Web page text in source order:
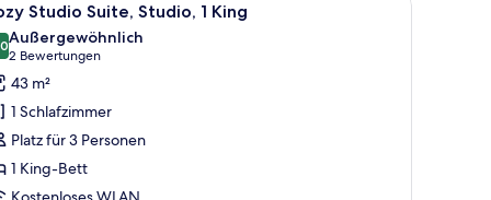
8 Studio Suite, Studio, 1 King
von 10
Außergewöhnlich
2 Bewertungen
(2
Bewertungen)
43 m²
1 Schlafzimmer
Platz für 3 Personen
1 King-Bett